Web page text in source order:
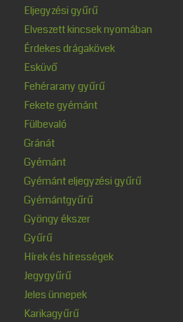
Eljegyzési gyűrű
Elveszett kincsek nyomában
Érdekes drágakövek
Esküvő
Fehérarany gyűrű
Fekete gyémánt
Fülbevaló
Gránát
Gyémánt
Gyémánt eljegyzési gyűrű
Gyémántgyűrű
Gyöngy ékszer
Gyűrű
Hírek és hírességek
Jegygyűrű
Jeles ünnepek
Karikagyűrű